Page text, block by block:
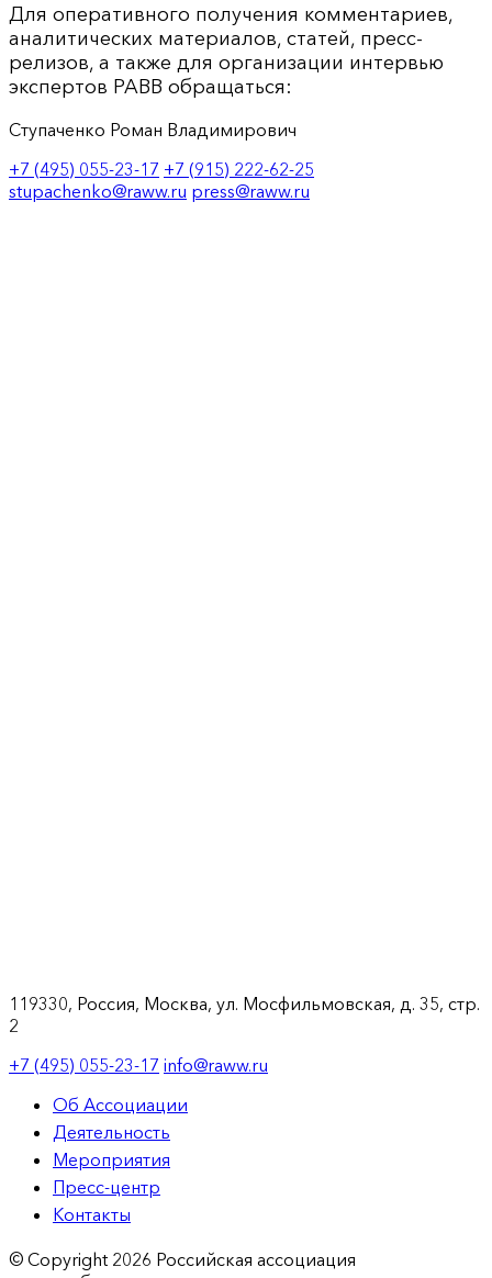
Для оперативного получения комментариев,
аналитических материалов, статей, пресс-
релизов, а также для организации интервью
экспертов РАВВ обращаться:
Ступаченко Роман Владимирович
+7 (495) 055-23-17 +7 (915) 222-62-25
stupachenko@raww.ru press@raww.ru
119330, Россия, Москва, ул. Мосфильмовская, д. 35, стр.
2
+7 (495) 055-23-17 info@raww.ru
Об Ассоциации
Деятельность
Мероприятия
Пресс-центр
Контакты
© Copyright 2026 Российская ассоциация